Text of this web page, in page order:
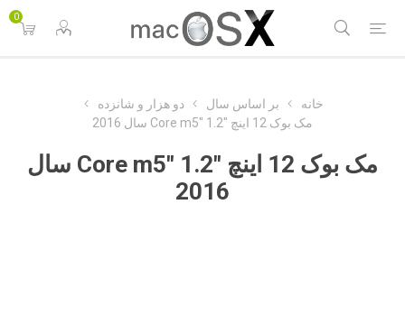
0
خانه بر اساس سال
دو هزار و شانزده
مک بوک 12 اینچ "Core m5" 1.2 سال 2016
مک بوک 12 اینچ "Core m5" 1.2 سال
2016